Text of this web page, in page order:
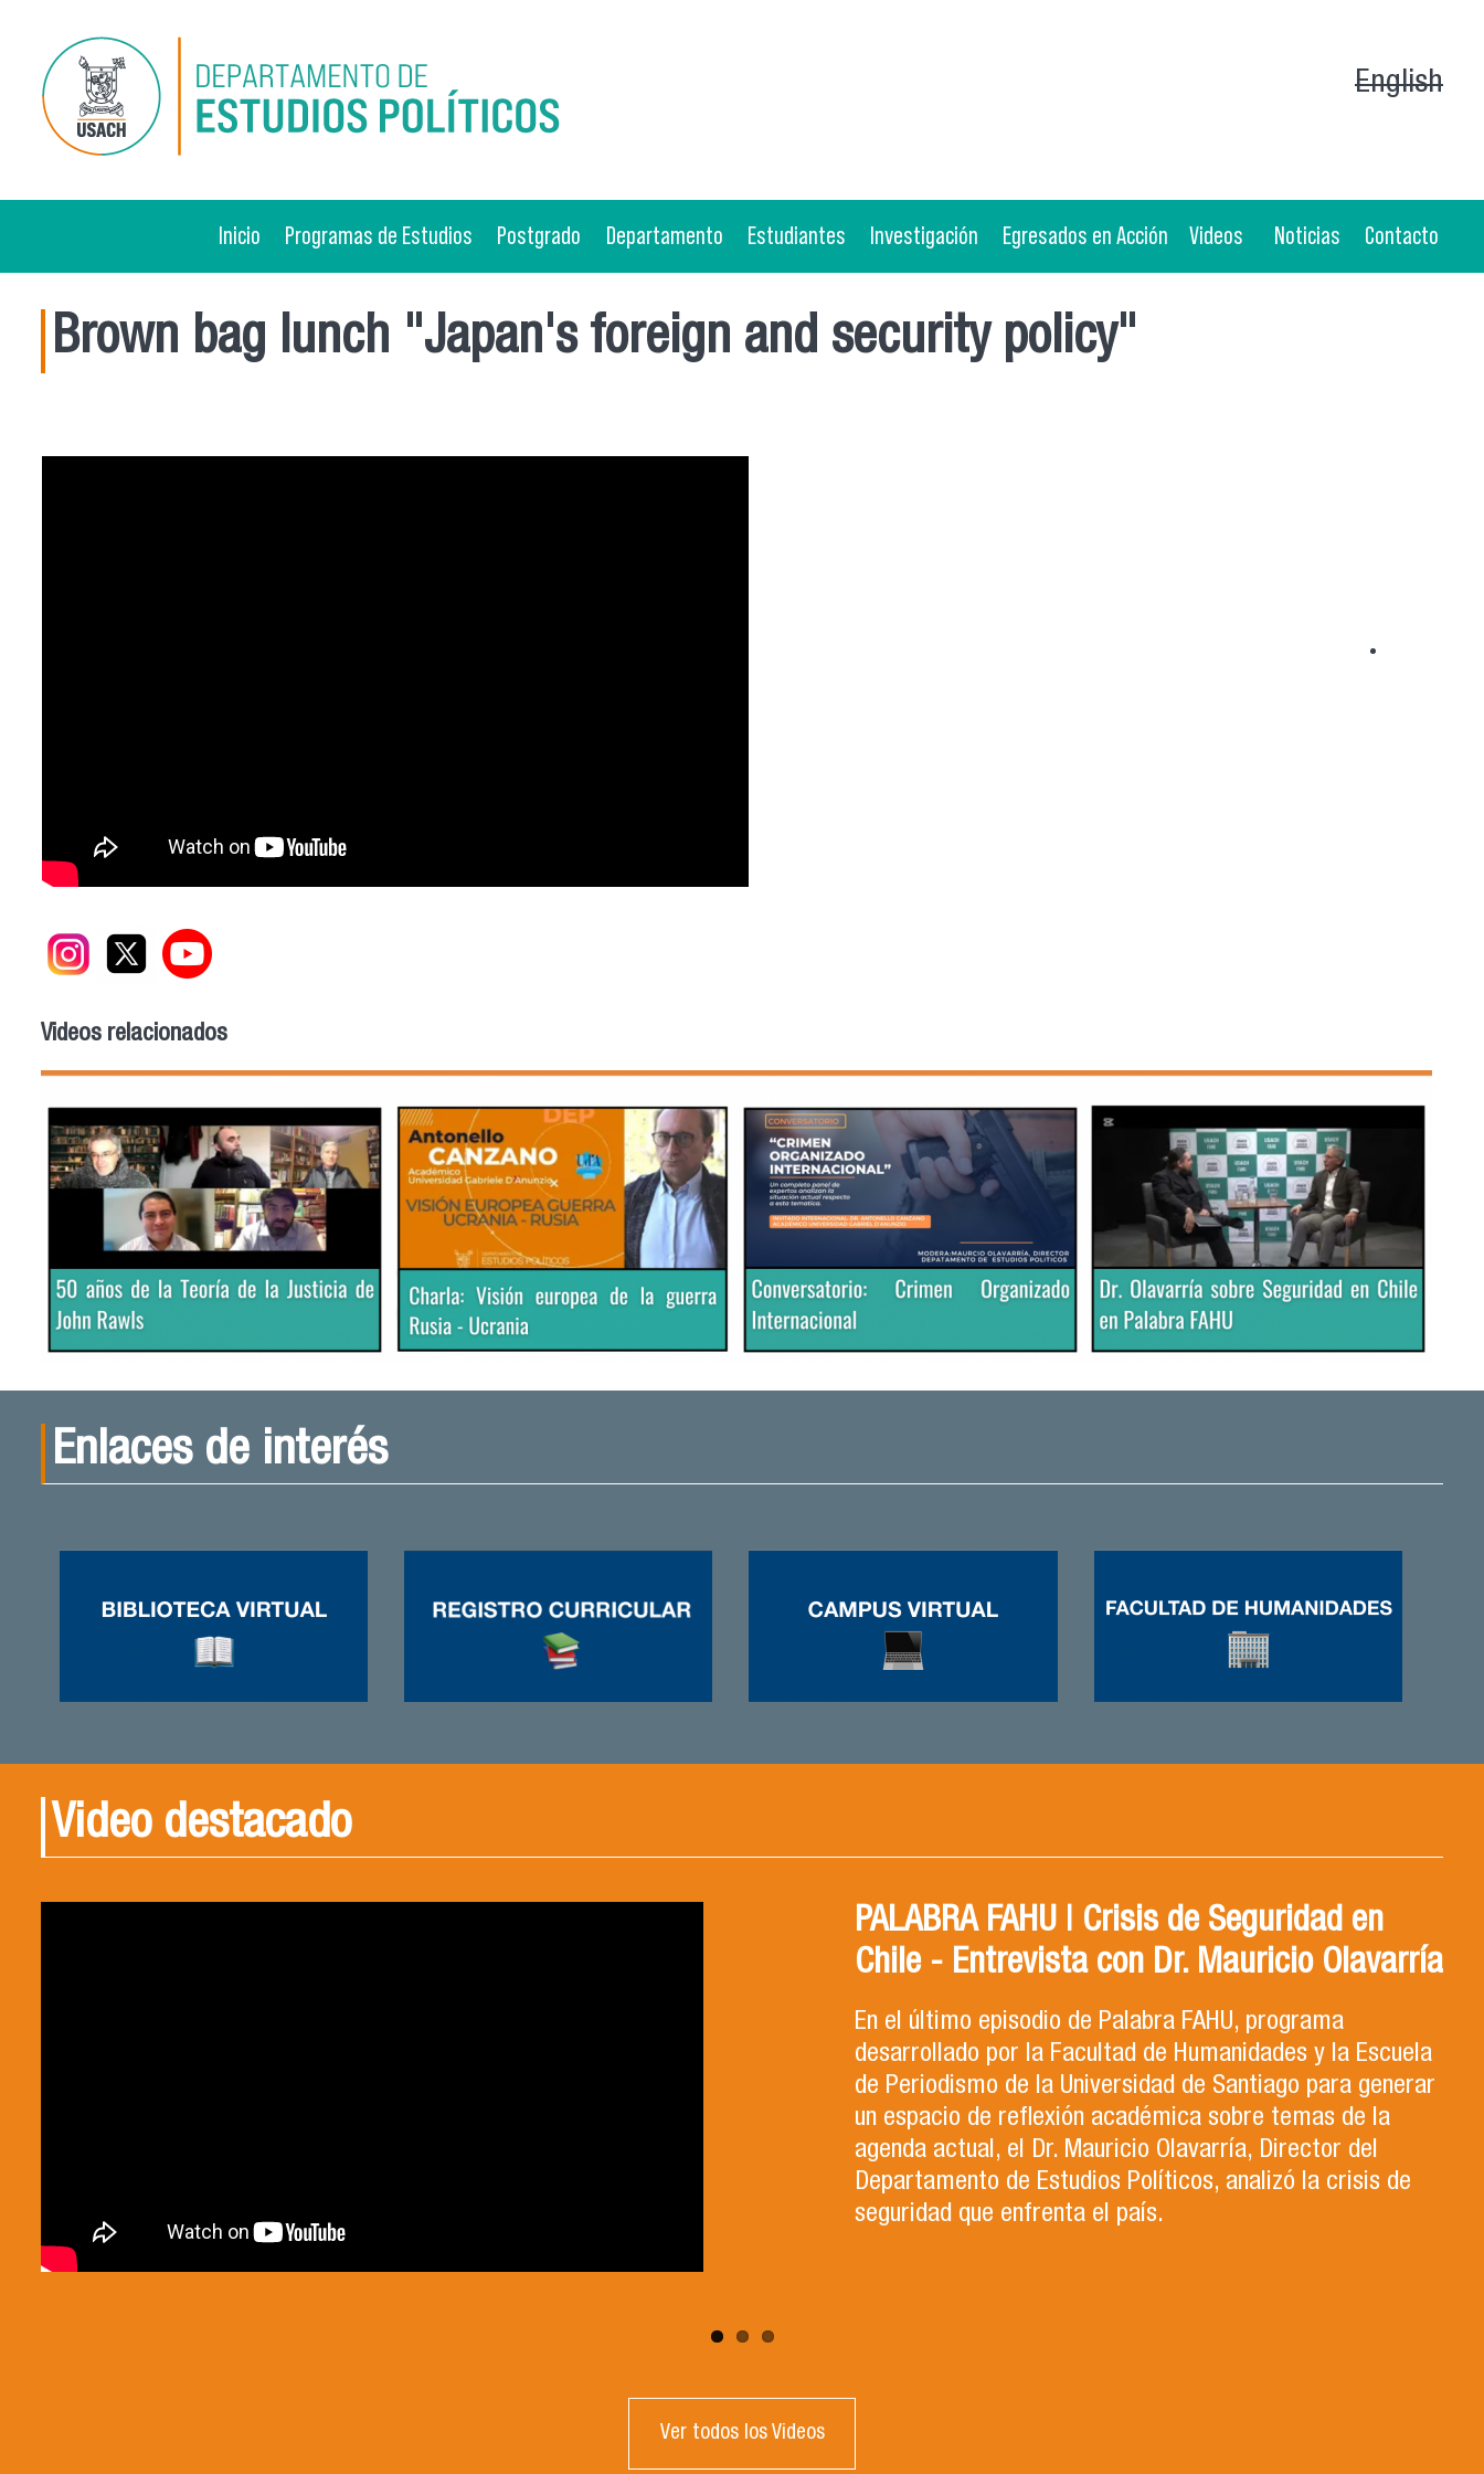
English
Inicio Programas de Estudios Postgrado Departamento Estudiantes Investigación Egresados en Acción Videos Noticias Contacto
Brown bag lunch "Japan's foreign and security policy"
Videos relacionados
Enlaces de interés
Video destacado
PALABRA FAHU | Crisis de Seguridad en
Chile - Entrevista con Dr. Mauricio Olavarría
En el último episodio de Palabra FAHU, programa
desarrollado por la Facultad de Humanidades y la Escuela
de Periodismo de la Universidad de Santiago para generar
un espacio de reflexión académica sobre temas de la
agenda actual, el Dr. Mauricio Olavarría, Director del
Departamento de Estudios Políticos, analizó la crisis de
seguridad que enfrenta el país.
Ver todos los Videos